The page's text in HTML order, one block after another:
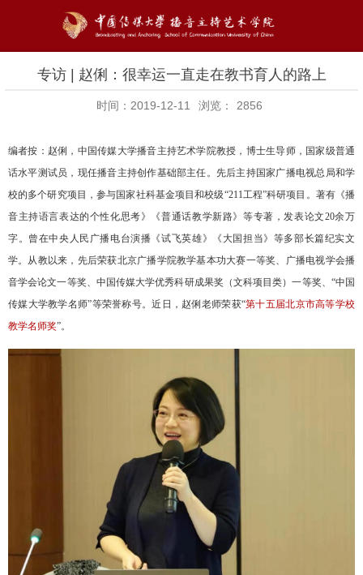
专访 | 赵俐：很幸运一直走在教书育人的路上
时间：2019-12-11 浏览： 2856
编者按：赵俐，中国传媒大学播音主持艺术学院教授，博士生导师，国家级普通
话水平测试员，现任播音主持创作基础部主任。先后主持国家广播电视总局和学
校的多个研究项目，参与国家社科基金项目和校级“211工程”科研项目。著有《播
音主持语言表达的个性化思考》《普通话教学新路》等专著，发表论文20余万
字。曾在中央人民广播电台演播《试飞英雄》《大国担当》等多部长篇纪实文
学。从教以来，先后荣获北京广播学院教学基本功大赛一等奖、广播电视学会播
音学会论文一等奖、中国传媒大学优秀科研成果奖（文科项目类）一等奖、“中国
传媒大学教学名师”等荣誉称号。近日，赵俐老师荣获“第十五届北京市高等学校
教学名师奖”。